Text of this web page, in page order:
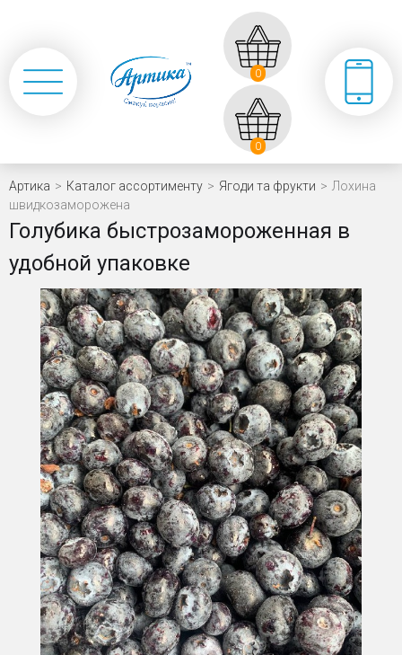
0
0
Артика > Каталог ассортименту > Ягоди та фрукти > Лохина
швидкозаморожена
Голубика быстрозамороженная в
удобной упаковке